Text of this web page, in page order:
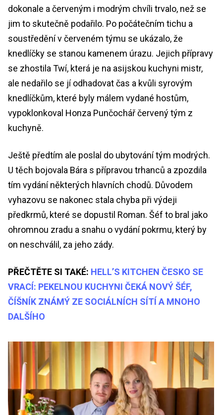
dokonale a červeným i modrým chvíli trvalo, než se
jim to skutečně podařilo. Po počátečním tichu a
soustředění v červeném týmu se ukázalo, že
knedlíčky se stanou kamenem úrazu. Jejich přípravy
se zhostila Twí, která je na asijskou kuchyni mistr,
ale nedařilo se jí odhadovat čas a kvůli syrovým
knedlíčkům, které byly málem vydané hostům,
vypoklonkoval Honza Punčochář červený tým z
kuchyně.
Ještě předtím ale poslal do ubytování tým modrých.
U těch bojovala Bára s přípravou trhanců a zpozdila
tím vydání některých hlavních chodů. Důvodem
vyhazovu se nakonec stala chyba při výdeji
předkrmů, které se dopustil Roman. Šéf to bral jako
ohromnou zradu a snahu o vydání pokrmu, který by
on neschválil, za jeho zády.
PŘEČTĚTE SI TAKÉ: HELL’S KITCHEN ČESKO SE
VRACÍ: PEKELNOU KUCHYNI ČEKÁ NOVÝ ŠÉF,
ČÍŠNÍK ZNÁMÝ ZE SOCIÁLNÍCH SÍTÍ A MNOHO
DALŠÍHO